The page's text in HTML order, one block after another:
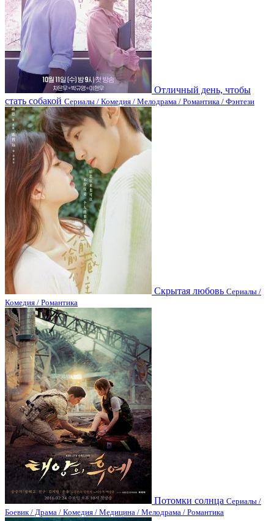
Отличный день, чтобы
стать собакой Сериалы / Комедия / Мелодрама / Романтика / Фэнтези
Скрытая любовь Сериалы /
Комедия / Романтика
Потомки солнца Сериалы /
Боевик / Драма / Комедия / Медицина / Мелодрама / Романтика